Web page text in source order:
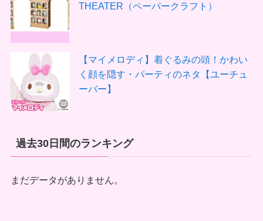
THEATER（ペーパークラフト）
【マイメロディ】着ぐるみの頭！かわい
く顔を隠す・パーティのネタ【ユーチュ
ーバー】
過去30日間のランキング
まだデータがありません。